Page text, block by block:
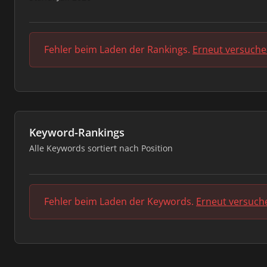
Fehler beim Laden der Rankings. Erneut
Keyword-Rankings
Alle Keywords sortiert nach Position
Fehler beim Laden der Keywords. Erneut